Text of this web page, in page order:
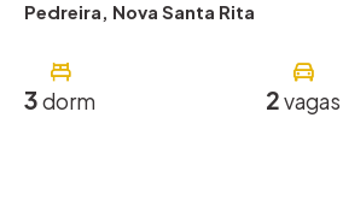
Pedreira, Nova Santa Rita
3 dorm 2vagas